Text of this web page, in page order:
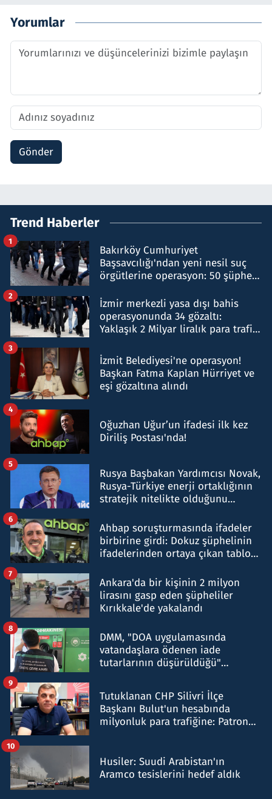
Yorumlar
Gönder
Trend Haberler
Bakırköy Cumhuriyet
Başsavcılığı'ndan yeni nesil suç
örgütlerine operasyon: 50 şüpheli
1
İzmir merkezli yasa dışı bahis
operasyonunda 34 gözaltı:
Yaklaşık 2 Milyar liralık para trafiği
2
İzmit Belediyesi'ne operasyon!
Başkan Fatma Kaplan Hürriyet ve
eşi gözaltına alındı
3
Oğuzhan Uğur’un ifadesi ilk kez
Diriliş Postası'nda!
4
Rusya Başbakan Yardımcısı Novak,
Rusya-Türkiye enerji ortaklığının
stratejik nitelikte olduğunu
5
Ahbap soruşturmasında ifadeler
birbirine girdi: Dokuz şüphelinin
ifadelerinden ortaya çıkan tablo
6
Ankara'da bir kişinin 2 milyon
lirasını gasp eden şüpheliler
Kırıkkale'de yakalandı
7
DMM, "DOA uygulamasında
vatandaşlara ödenen iade
tutarlarının düşürüldüğü"
8
Tutuklanan CHP Silivri İlçe
Başkanı Bulut'un hesabında
milyonluk para trafiğine: Patron
9
Husiler: Suudi Arabistan'ın
Aramco tesislerini hedef aldık
10